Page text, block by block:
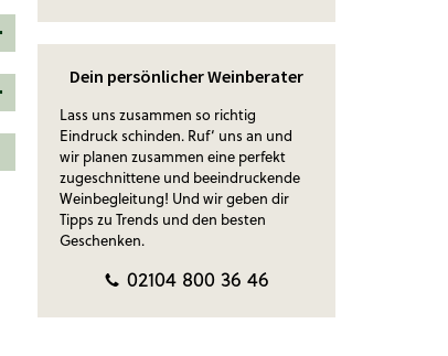
Dein persönlicher Weinberater
Lass uns zusammen so richtig
Eindruck schinden. Ruf‘ uns an und
wir planen zusammen eine perfekt
zugeschnittene und beeindruckende
Weinbegleitung! Und wir geben dir
Tipps zu Trends und den besten
Geschenken.
02104 800 36 46